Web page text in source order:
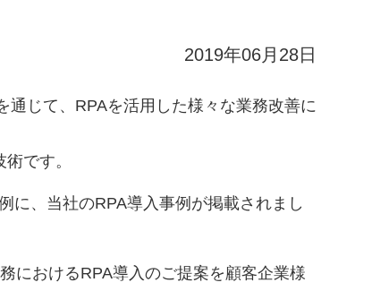
2019年06月28日
じて、RPAを活用した様々な業務改善に
です。
に、当社のRPA導入事例が掲載されまし
におけるRPA導入のご提案を顧客企業様